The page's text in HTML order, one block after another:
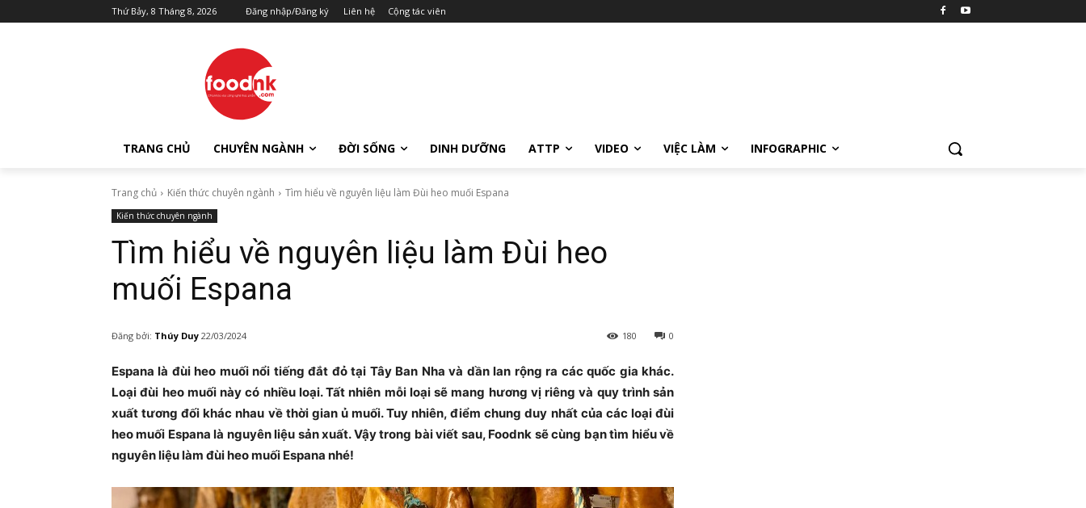
Thứ Bảy, 8 Tháng 8, 2026 Đăng nhập/Đăng ký Liên hệ Cộng tác viên
TRANG CHỦ CHUYÊN NGÀNH ĐỜI SỐNG DINH DƯỠNG ATTP VIDEO VIỆC LÀM INFOGRAPHIC
Trang chủ Kiến thức chuyên ngành Tìm hiểu về nguyên liệu làm Đùi heo muối Espana
Kiến thức chuyên ngành
Tìm hiểu về nguyên liệu làm Đùi heo
muối Espana
Đăng bởi: Thúy Duy 22/03/2024 0
180
Espana là đùi heo muối nổi tiếng đắt đỏ tại Tây Ban Nha và dần lan rộng ra các quốc gia khác.
Loại đùi heo muối này có nhiều loại. Tất nhiên mỗi loại sẽ mang hương vị riêng và quy trình sản
xuất tương đối khác nhau về thời gian ủ muối. Tuy nhiên, điểm chung duy nhất của các loại đùi
heo muối Espana là nguyên liệu sản xuất. Vậy trong bài viết sau, Foodnk sẽ cùng bạn tìm hiểu về
nguyên liệu làm đùi heo muối Espana nhé!